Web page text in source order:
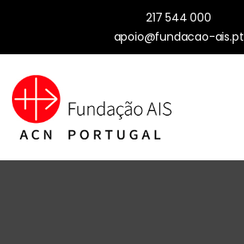
217 544 000
apoio@fundacao-ais.pt